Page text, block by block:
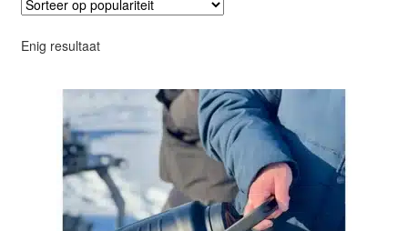
Drinkfles met rietje
Aluminium drinkfles
Glazen drinkfles
RVS drinkfles
Enig resultaat